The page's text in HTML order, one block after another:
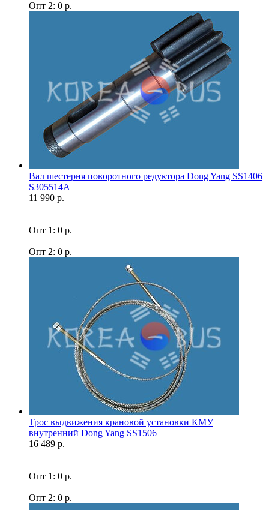
Опт 2: 0 р.
Вал шестерня поворотного редуктора Dong Yang SS1406
S305514A
11 990 р.
Опт 1: 0 р.
Опт 2: 0 р.
Трос выдвижения крановой установки КМУ
внутренний Dong Yang SS1506
16 489 р.
Опт 1: 0 р.
Опт 2: 0 р.